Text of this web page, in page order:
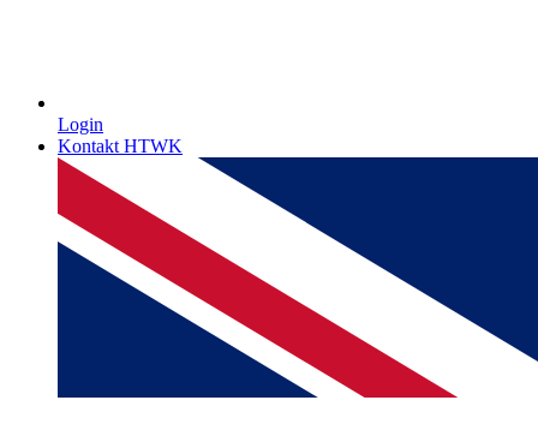
Login
Kontakt HTWK